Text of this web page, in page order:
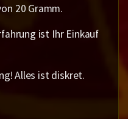
20 Gramm.
ist Ihr Einkauf
Alles ist diskret.